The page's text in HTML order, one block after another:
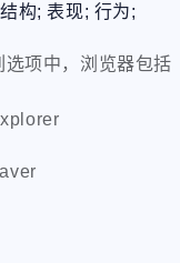
构; 表现; 行为;
选项中，浏览器包括